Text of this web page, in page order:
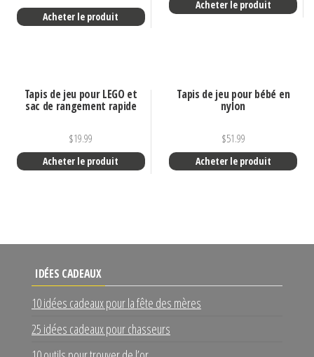
Acheter le produit
Acheter le produit
Tapis de jeu pour LEGO et
sac de rangement rapide
$19.99
Acheter le produit
Tapis de jeu pour bébé en
nylon
$51.99
Acheter le produit
IDÉES CADEAUX
10 idées cadeaux pour la fête des mères
25 idées cadeaux pour chasseurs